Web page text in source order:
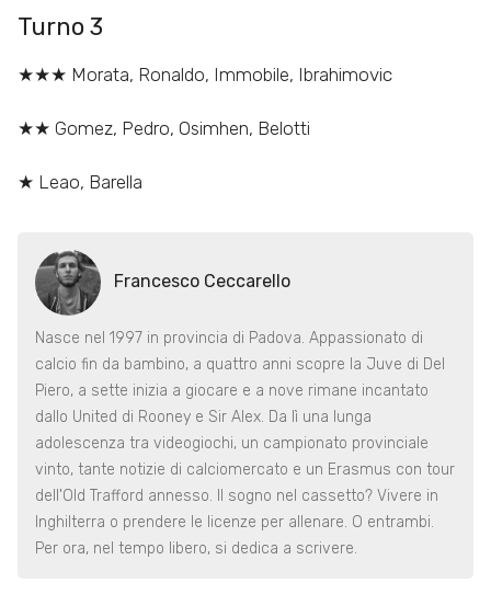
Turno 3
★★★ Morata, Ronaldo, Immobile, Ibrahimovic
★★ Gomez, Pedro, Osimhen, Belotti
★ Leao, Barella
Francesco Ceccarello
Nasce nel 1997 in provincia di Padova. Appassionato di
calcio fin da bambino, a quattro anni scopre la Juve di Del
Piero, a sette inizia a giocare e a nove rimane incantato
dallo United di Rooney e Sir Alex. Da lì una lunga
adolescenza tra videogiochi, un campionato provinciale
vinto, tante notizie di calciomercato e un Erasmus con tour
dell'Old Trafford annesso. Il sogno nel cassetto? Vivere in
Inghilterra o prendere le licenze per allenare. O entrambi.
Per ora, nel tempo libero, si dedica a scrivere.